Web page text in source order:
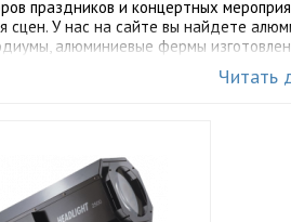
праздников и концертных
сцен. У нас на сайте вы найдете
алюминиевые фермы
Читать